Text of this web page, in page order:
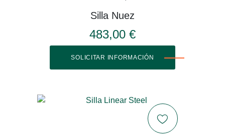
Silla Nuez
483,00 €
SOLICITAR INFORMACIÓN